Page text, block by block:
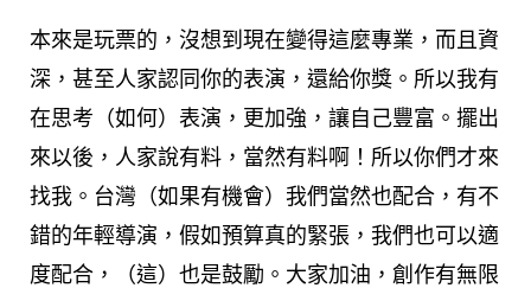
本來是玩票的，沒想到現在變得這麼專業，而且資
深，甚至人家認同你的表演，還給你獎。所以我有
在思考（如何）表演，更加強，讓自己豐富。擺出
來以後，人家說有料，當然有料啊！所以你們才來
找我。台灣（如果有機會）我們當然也配合，有不
錯的年輕導演，假如預算真的緊張，我們也可以適
度配合，（這）也是鼓勵。大家加油，創作有無限